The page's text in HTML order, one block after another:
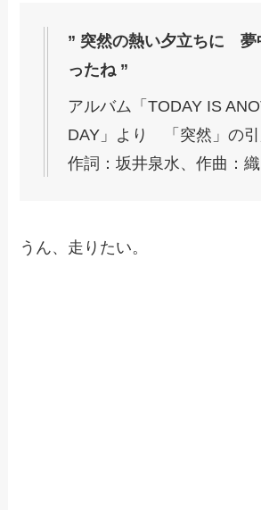
” 突然の熱い夕立ちに 夢
ったね ”
アルバム「TODAY IS
DAY」より 「突然」の引
作詞：坂井泉水、作曲：
うん、走りたい。